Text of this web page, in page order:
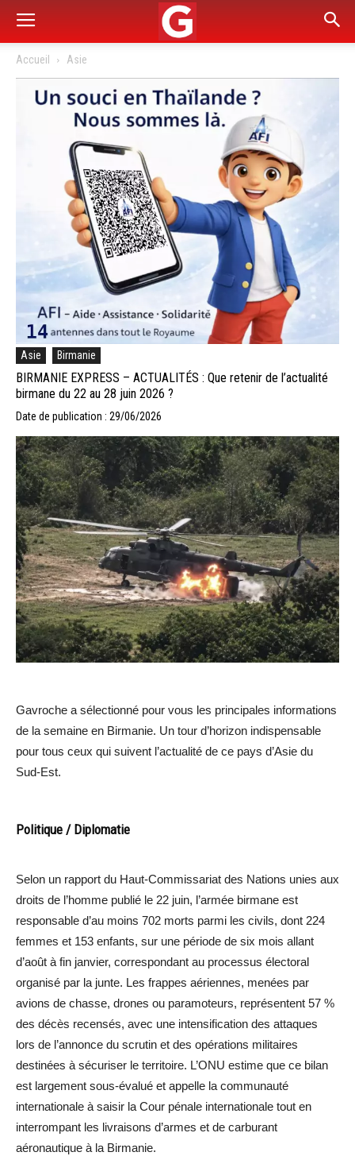
Accueil Asie
Asie Birmanie
BIRMANIE EXPRESS – ACTUALITÉS : Que retenir de l’actualité
birmane du 22 au 28 juin 2026 ?
Date de publication : 29/06/2026
Gavroche a sélectionné pour vous les principales informations
de la semaine en Birmanie. Un tour d’horizon indispensable
pour tous ceux qui suivent l’actualité de ce pays d’Asie du
Sud-Est.
Politique / Diplomatie
Selon un rapport du Haut-Commissariat des Nations unies aux
droits de l’homme publié le 22 juin, l’armée birmane est
responsable d’au moins 702 morts parmi les civils, dont 224
femmes et 153 enfants, sur une période de six mois allant
d’août à fin janvier, correspondant au processus électoral
organisé par la junte. Les frappes aériennes, menées par
avions de chasse, drones ou paramoteurs, représentent 57 %
des décès recensés, avec une intensification des attaques
lors de l’annonce du scrutin et des opérations militaires
destinées à sécuriser le territoire. L’ONU estime que ce bilan
est largement sous-évalué et appelle la communauté
internationale à saisir la Cour pénale internationale tout en
interrompant les livraisons d’armes et de carburant
aéronautique à la Birmanie.